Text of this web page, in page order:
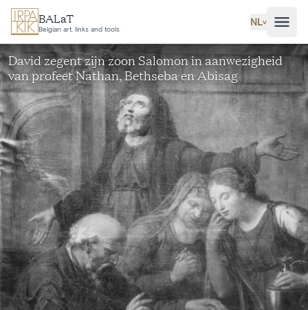
Ga naar hoofdinhoud
BALaT
Belgian art, links and tools
NL˅
David zegent zijn zoon Salomon in aanwezigheid
van profeet Nathan, Bethseba en Abisag